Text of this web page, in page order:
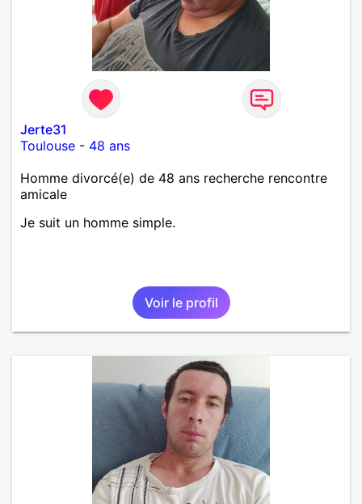
Jerte31
Toulouse - 48 ans
Homme divorcé(e) de 48 ans recherche rencontre
amicale
Je suit un homme simple.
Voir le profil